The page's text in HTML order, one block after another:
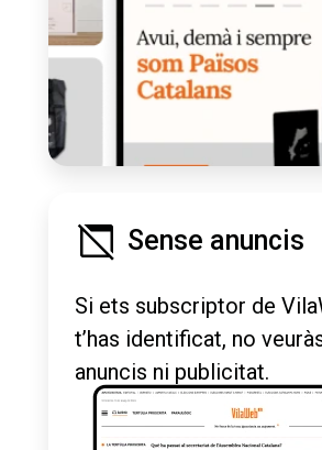
Sense anuncis
Si ets subscriptor de
t’has identificat, no
anuncis ni publicitat.